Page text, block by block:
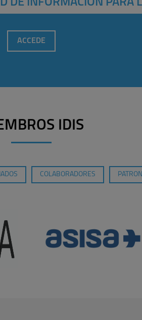
DE INFORMACIÓN PARA
ACCEDE
IDIS
COLABORADORES